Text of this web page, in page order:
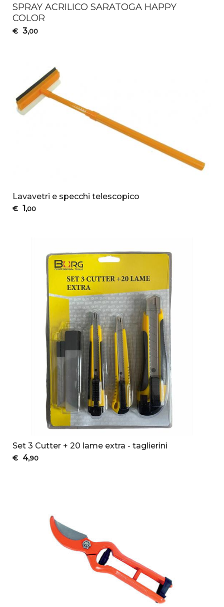
SPRAY ACRILICO SARATOGA HAPPY
COLOR
€ 3,00
Lavavetri e specchi telescopico
€ 1,00
Set 3 Cutter + 20 lame extra - taglierini
€ 4,90